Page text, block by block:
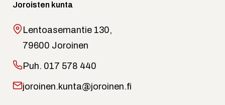
Joroisten kunta
Lentoasemantie 130,
79600 Joroinen
Puh. 017 578 440
joroinen.kunta@joroinen.fi